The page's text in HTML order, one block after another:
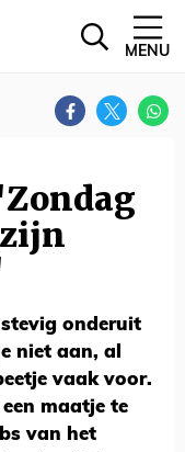
MENU
onderuit
niet aan, al
vaak voor.
maatje te
van het